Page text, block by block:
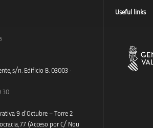
s/n. Edificio B. 03003 ·
30
9 d’Octubre – Torre 2
77 (Acceso por C/ Nou
Useful links